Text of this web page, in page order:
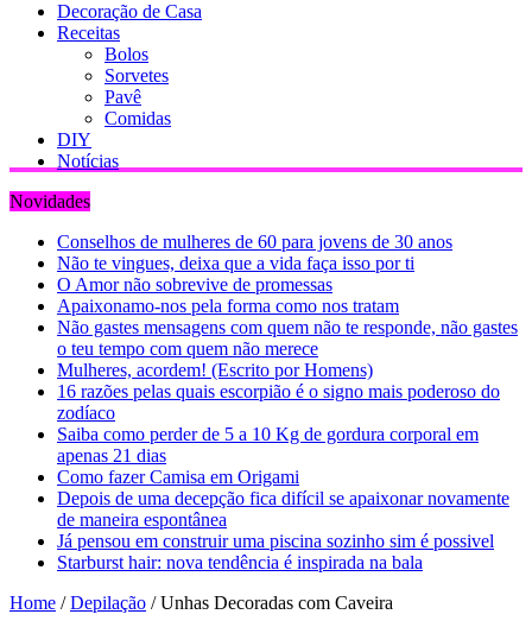
Decoração de Casa
Receitas
Bolos
Sorvetes
Pavê
Comidas
DIY
Notícias
Novidades
Conselhos de mulheres de 60 para jovens de 30 anos
Não te vingues, deixa que a vida faça isso por ti
O Amor não sobrevive de promessas
Apaixonamo-nos pela forma como nos tratam
Não gastes mensagens com quem não te responde, não gastes
o teu tempo com quem não merece
Mulheres, acordem! (Escrito por Homens)
16 razões pelas quais escorpião é o signo mais poderoso do
zodíaco
Saiba como perder de 5 a 10 Kg de gordura corporal em
apenas 21 dias
Como fazer Camisa em Origami
Depois de uma decepção fica difícil se apaixonar novamente
de maneira espontânea
Já pensou em construir uma piscina sozinho sim é possivel
Starburst hair: nova tendência é inspirada na bala
Home / Depilação / Unhas Decoradas com Caveira